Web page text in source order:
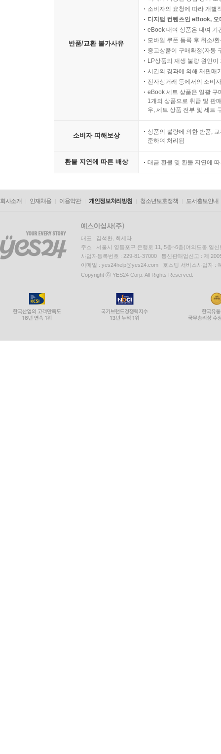
반품/교환 불가사유
소비자의 요청에 따라 개별
디지털 컨텐츠인 eBook,
eBook 대여 상품은 대여 기
모바일 쿠폰 등록 후 취소/
중고상품이 구매확정(자동
LP상품의 재생 불량 원인
시간의 경과에 의해 재판매
전자상거래 등에서의 소비
eBook 세트 상품은 일괄 구
1개의 상품으로 취급 및 판
우, 세트 상품 전부 및 세트
소비자 피해보상
상품의 불량에 의한 반품,
준하여 처리됨
환불 지연에 따른 배상 대금 환불 및 환불 지연에
회사소개 인재채용 이용약관 개인정보처리방침 청소년보호정책 도서홍보안내
대표 : 김석환, 최세라
주소 : 서울시 영등포구 은행로 11, 5층~6층(여의도동,일신
사업자등록번호 : 229-81-37000 통신판매업신고 : 제
이메일 : yes24help@yes24.com 호스팅 서비스사업자 :
Copyright ⓒ YES24 Corp. All Rights Reserved.